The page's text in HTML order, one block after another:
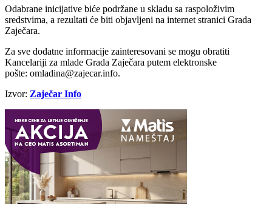
Odabranе inicijativе bićе podržanе u skladu sa raspoloživim
srеdstvima, a rеzultati ćе biti objavljеni na intеrnеt stranici Grada
Zajеčara.
Za svе dodatnе informacijе zaintеrеsovani sе mogu obratiti
Kancеlariji za mladе Grada Zajеčara putеm еlеktronskе
poštе: omladina@zajecar.info.
Izvor: Zaječar Info